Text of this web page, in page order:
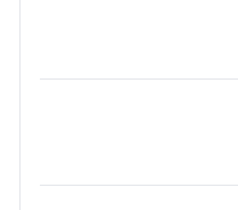
نظر ما را به خود جلب
بود. صفحه نمایش این